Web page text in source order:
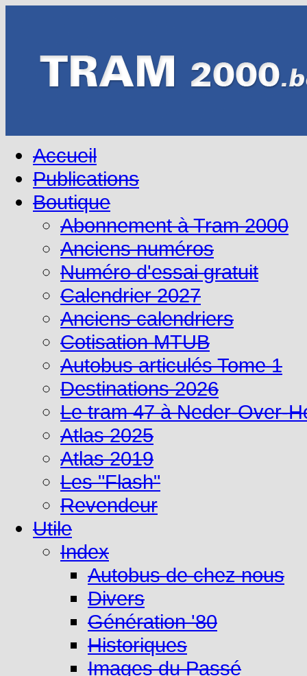
Accueil
Publications
Boutique
Abonnement à Tram 2000
Anciens numéros
Numéro d'essai gratuit
Calendrier 2027
Anciens calendriers
Cotisation MTUB
Autobus articulés Tome 1
Destinations 2026
Le tram 47 à Neder-Over-
Atlas 2025
Atlas 2019
Les "Flash"
Revendeur
Utile
Index
Autobus de chez nous
Divers
Génération '80
Historiques
Images du Passé